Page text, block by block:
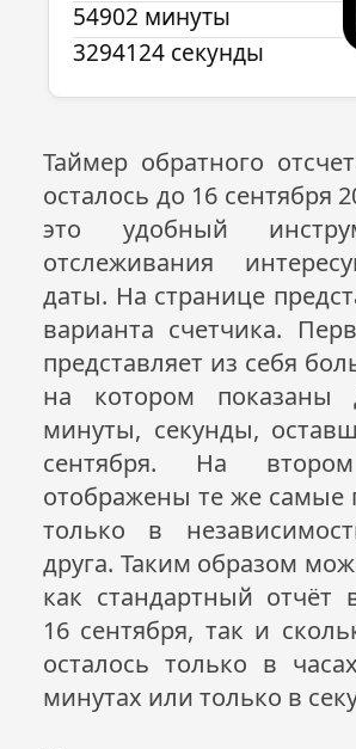
54902 минуты
3294124 секунды
Таймер обратного
осталось до 16 сентября
это удобный
отслеживания
даты. На странице
варианта счетчика.
представляет из себя
на котором показаны
минуты, секунды,
сентября. На
отображены те же самые
только в
друга. Таким образом
как стандартный отчёт
16 сентября, так и
осталось только в
минутах или только в